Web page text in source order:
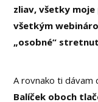
zliav, všetky
všetkým
„osobné“
A rovnako ti dávam
Balíček oboch